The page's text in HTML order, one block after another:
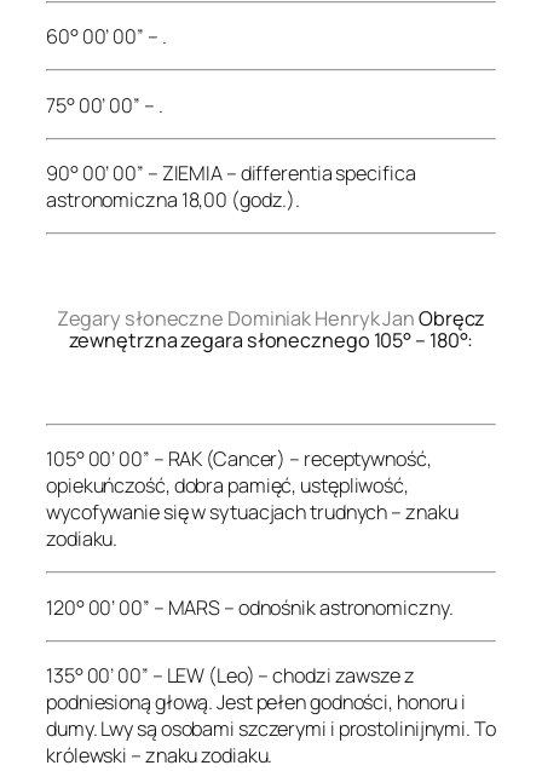
60° 00’ 00” – .
75° 00’ 00” – .
90° 00’ 00” – ZIEMIA – differentia specifica
astronomiczna 18,00 (godz.).
Zegary słoneczne Dominiak Henryk JanObręcz
zewnętrzna zegara słonecznego 105° – 180°:
105° 00’ 00” – RAK (Cancer) – receptywność,
opiekuńczość, dobra pamięć, ustępliwość,
wycofywanie się w sytuacjach trudnych – znaku
zodiaku.
120° 00’ 00” – MARS – odnośnik astronomiczny.
135° 00’ 00” – LEW (Leo) – chodzi zawsze z
podniesioną głową. Jest pełen godności, honoru i
dumy. Lwy są osobami szczerymi i prostolinijnymi. To
królewski – znaku zodiaku.